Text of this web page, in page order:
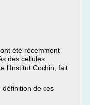
été récemment
des cellules
l'Institut Cochin, fait
définition de ces